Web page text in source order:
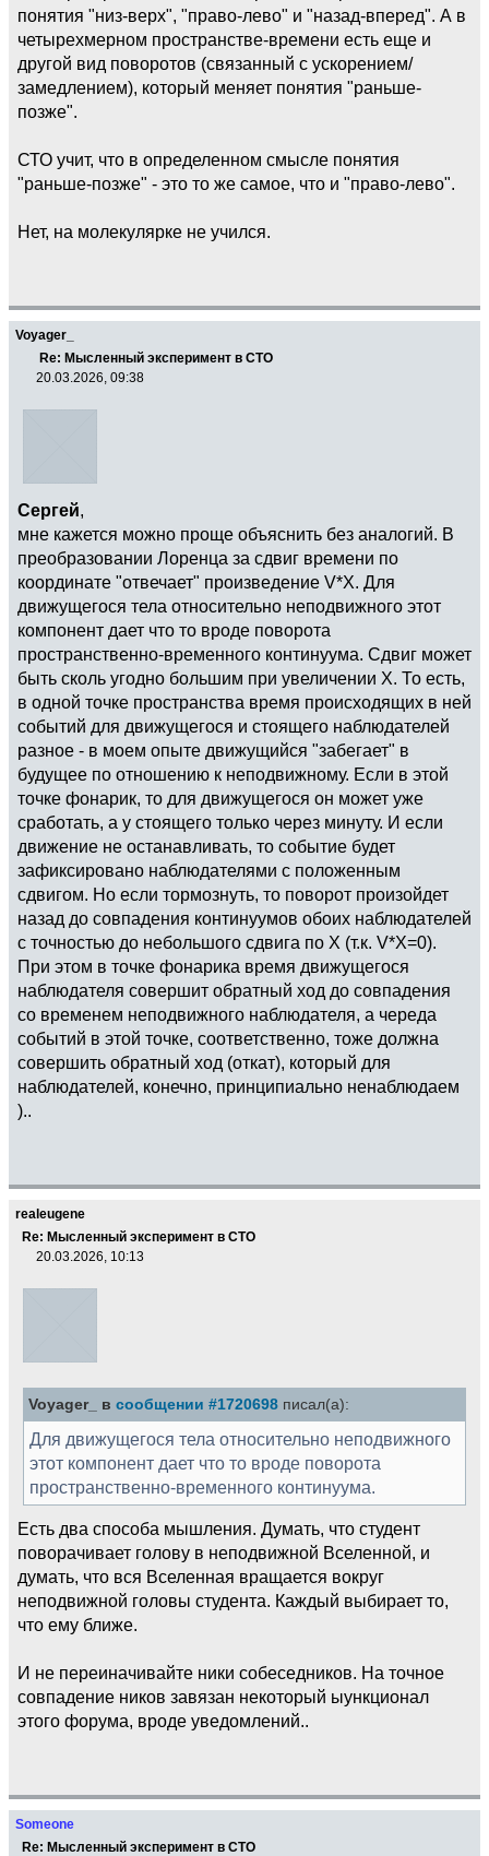
понятия "низ-верх", "право-лево" и "назад-вперед". А в
четырехмерном пространстве-времени есть еще и
другой вид поворотов (связанный с ускорением/
замедлением), который меняет понятия "раньше-
позже".
СТО учит, что в определенном смысле понятия
"раньше-позже" - это то же самое, что и "право-лево".
Нет, на молекулярке не учился.
Voyager_
Re: Мысленный эксперимент в СТО
20.03.2026, 09:38
Сергей,
мне кажется можно проще объяснить без аналогий. В
преобразовании Лоренца за сдвиг времени по
координате "отвечает" произведение V*X. Для
движущегося тела относительно неподвижного этот
компонент дает что то вроде поворота
пространственно-временного континуума. Сдвиг может
быть сколь угодно большим при увеличении Х. То есть,
в одной точке пространства время происходящих в ней
событий для движущегося и стоящего наблюдателей
разное - в моем опыте движущийся "забегает" в
будущее по отношению к неподвижному. Если в этой
точке фонарик, то для движущегося он может уже
сработать, а у стоящего только через минуту. И если
движение не останавливать, то событие будет
зафиксировано наблюдателями с положенным
сдвигом. Но если тормознуть, то поворот произойдет
назад до совпадения континуумов обоих наблюдателей
с точностью до небольшого сдвига по Х (т.к. V*X=0).
При этом в точке фонарика время движущегося
наблюдателя совершит обратный ход до совпадения
со временем неподвижного наблюдателя, а череда
событий в этой точке, соответственно, тоже должна
совершить обратный ход (откат), который для
наблюдателей, конечно, принципиально ненаблюдаем
)..
realeugene
Re: Мысленный эксперимент в СТО
20.03.2026, 10:13
Voyager_ в сообщении #1720698 писал(а):
Для движущегося тела относительно неподвижного
этот компонент дает что то вроде поворота
пространственно-временного континуума.
Есть два способа мышления. Думать, что студент
поворачивает голову в неподвижной Вселенной, и
думать, что вся Вселенная вращается вокруг
неподвижной головы студента. Каждый выбирает то,
что ему ближе.
И не переиначивайте ники собеседников. На точное
совпадение ников завязан некоторый ыункционал
этого форума, вроде уведомлений..
Someone
Re: Мысленный эксперимент в СТО